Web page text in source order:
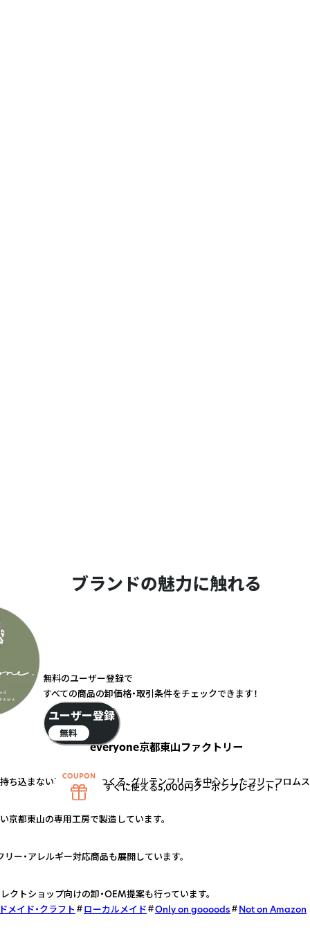
ブランドの魅力に触れる
everyone京都東山ファクトリー
ち込まない専用工房でつくる、グルテンフリーを中心としたフリーフロム
京都東山の専用工房で製造しています。
リー・アレルギー対応商品も展開しています。
レクトショップ向けの卸・OEM提案も行っています。
メイド・クラフト
ローカルメイド Only on goooods Not on Amazon
無料のユーザー登録で
すべての商品の卸価格・取引条件をチェックできます！
ユーザー登録
無料
すぐに使える5,000円クーポンプレゼント！